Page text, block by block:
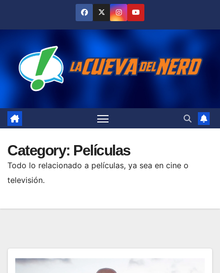
Category: Películas
Todo lo relacionado a películas, ya sea en cine o
televisión.